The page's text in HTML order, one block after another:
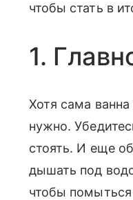
чтобы стать в
1.
Хотя сама
нужно.
стоять. И еще
дышать под
чтобы